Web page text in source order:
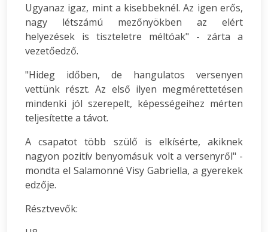
Ugyanaz igaz, mint a kisebbeknél. Az igen erős,
nagy létszámú mezőnyökben az elért
helyezések is tiszteletre méltóak" - zárta a
vezetőedző.
"Hideg időben, de hangulatos versenyen
vettünk részt. Az első ilyen megmérettetésen
mindenki jól szerepelt, képességeihez mérten
teljesítette a távot.
A csapatot több szülő is elkísérte, akiknek
nagyon pozitív benyomásuk volt a versenyről" -
mondta el Salamonné Visy Gabriella, a gyerekek
edzője.
Résztvevők: